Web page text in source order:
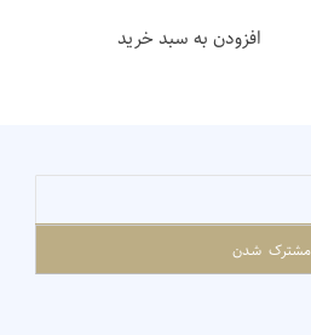
افزودن به سبد خرید
مشترک شدن